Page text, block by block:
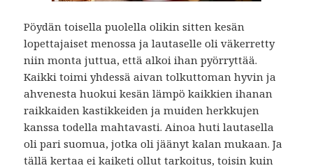
Pöydän toisella puolella olikin sitten kesän
lopettajaiset menossa ja lautaselle oli väkerretty
niin monta juttua, että alkoi ihan pyörryttää.
Kaikki toimi yhdessä aivan tolkuttoman hyvin ja
ahvenesta huokui kesän lämpö kaikkien ihanan
raikkaiden kastikkeiden ja muiden herkkujen
kanssa todella mahtavasti. Ainoa huti lautasella
oli pari suomua, jotka oli jäänyt kalan mukaan. Ja
tällä kertaa ei kaiketi ollut tarkoitus, toisin kuin